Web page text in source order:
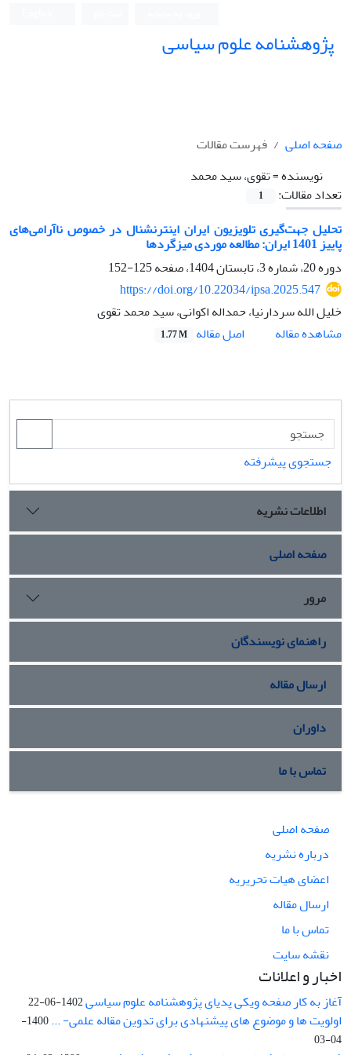
پژوهشنامه علوم سیاسی
صفحه اصلی
فهرست مقالات
نویسنده =تقوی، سید محمد
تعداد مقالات:
1
تحلیل جهت‌گیری تلویزیون ایران اینترنشنال در خصوص ناآرامی‌های
پاییز 1401 ایران: مطالعه موردی میزگردها
دوره 20، شماره 3، تابستان 1404، صفحه
125-152
https://doi.org/10.22034/ipsa.2025.547
خلیل الله سردارنیا، حمداله اکوانی، سید محمد تقوی
مشاهده مقاله
اصل مقاله 1.77 M
جستجوی پیشرفته
اطلاعات نشریه
صفحه اصلی
مرور
راهنمای نویسندگان
ارسال مقاله
داوران
تماس با ما
صفحه اصلی
درباره نشریه
اعضای هیات تحریریه
ارسال مقاله
تماس با ما
نقشه سایت
اخبار و اعلانات
آغاز به کار صفحه ویکی پدیای پژوهشنامه علوم سیاسی1402-06-22
اولویت ها و موضوع های پیشنهادی برای تدوین مقاله علمی- ...
1400-
04-03